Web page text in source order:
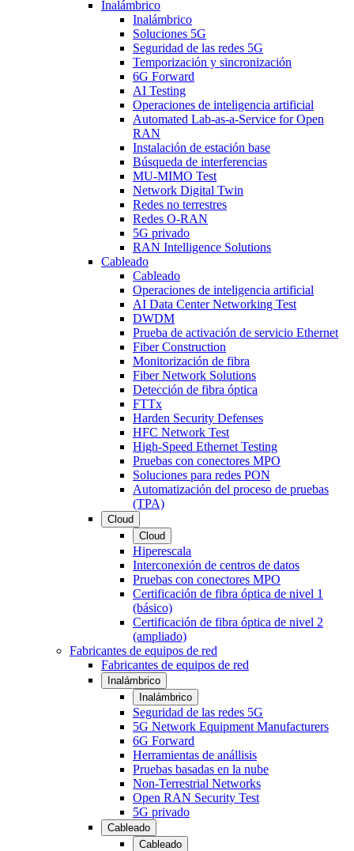
Inalámbrico
Inalámbrico
Soluciones 5G
Seguridad de las redes 5G
Temporización y sincronización
6G Forward
AI Testing
Operaciones de inteligencia artificial
Automated Lab-as-a-Service for Open
RAN
Instalación de estación base
Búsqueda de interferencias
MU-MIMO Test
Network Digital Twin
Redes no terrestres
Redes O-RAN
5G privado
RAN Intelligence Solutions
Cableado
Cableado
Operaciones de inteligencia artificial
AI Data Center Networking Test
DWDM
Prueba de activación de servicio Ethernet
Fiber Construction
Monitorización de fibra
Fiber Network Solutions
Detección de fibra óptica
FTTx
Harden Security Defenses
HFC Network Test
High-Speed Ethernet Testing
Pruebas con conectores MPO
Soluciones para redes PON
Automatización del proceso de pruebas
(TPA)
Cloud
Cloud
Hiperescala
Interconexión de centros de datos
Pruebas con conectores MPO
Certificación de fibra óptica de nivel 1
(básico)
Certificación de fibra óptica de nivel 2
(ampliado)
Fabricantes de equipos de red
Fabricantes de equipos de red
Inalámbrico
Inalámbrico
Seguridad de las redes 5G
5G Network Equipment Manufacturers
6G Forward
Herramientas de anállisis
Pruebas basadas en la nube
Non-Terrestrial Networks
Open RAN Security Test
5G privado
Cableado
Cableado